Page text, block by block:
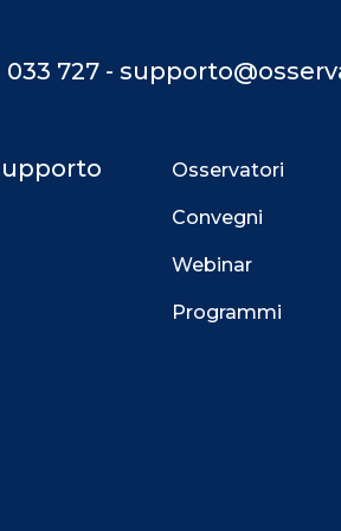
727 -
Osservatori
Convegni
Webinar
Programmi